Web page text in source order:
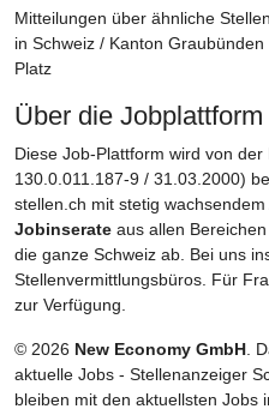
Mitteilungen über ähnliche
in Schweiz / Kanton
Platz
Über die Jobplattform
Diese Job-Plattform wird von
130.0.011.187-9 / 31.03.2000)
stellen.ch mit stetig
Jobinserate aus allen
die ganze Schweiz ab. Bei uns
Stellenvermittlungsbüros. Für
zur Verfügung.
© 2026 New Economy GmbH .
aktuelle Jobs - Stellenanzeiger
bleiben mit den aktuellsten Jobs